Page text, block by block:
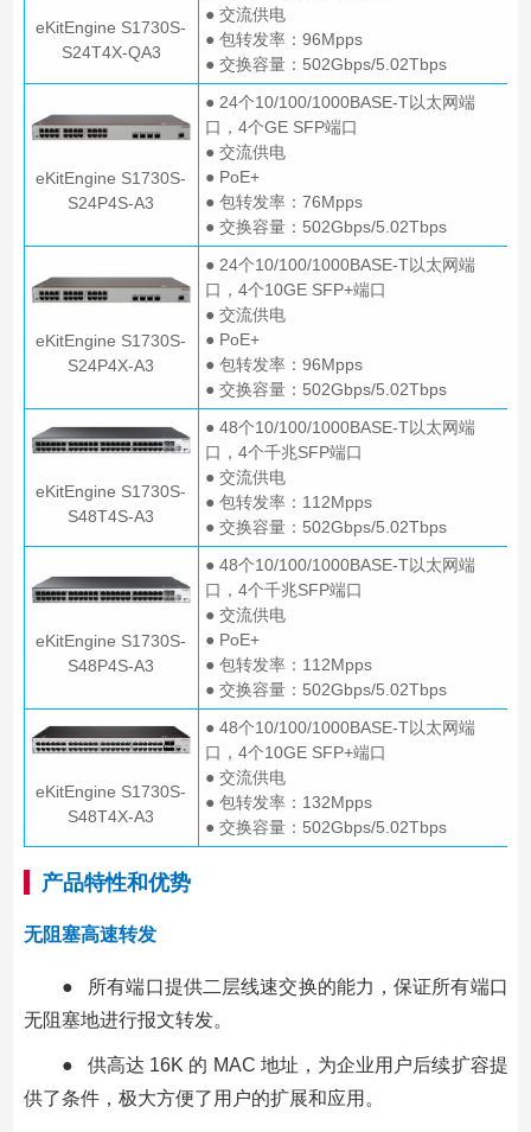
eKitEngine S1730S-
S24T4X-QA3
● 交流供电
● 包转发率：96Mpps
● 交换容量：502Gbps/5.02Tbps
eKitEngine S1730S-
S24P4S-A3
● 24个10/100/1000BASE-T以太网端
口，4个GE SFP端口
● 交流供电
● PoE+
● 包转发率：76Mpps
● 交换容量：502Gbps/5.02Tbps
eKitEngine S1730S-
S24P4X-A3
● 24个10/100/1000BASE-T以太网端
口，4个10GE SFP+端口
● 交流供电
● PoE+
● 包转发率：96Mpps
● 交换容量：502Gbps/5.02Tbps
eKitEngine S1730S-
S48T4S-A3
● 48个10/100/1000BASE-T以太网端
口，4个千兆SFP端口
● 交流供电
● 包转发率：112Mpps
● 交换容量：502Gbps/5.02Tbps
eKitEngine S1730S-
S48P4S-A3
● 48个10/100/1000BASE-T以太网端
口，4个千兆SFP端口
● 交流供电
● PoE+
● 包转发率：112Mpps
● 交换容量：502Gbps/5.02Tbps
eKitEngine S1730S-
S48T4X-A3
● 48个10/100/1000BASE-T以太网端
口，4个10GE SFP+端口
● 交流供电
● 包转发率：132Mpps
● 交换容量：502Gbps/5.02Tbps
产品特性和优势
无阻塞高速转发
● 所有端口提供二层线速交换的能力，保证所有端口
无阻塞地进行报文转发。
● 供高达 16K 的 MAC 地址，为企业用户后续扩容提
供了条件，极大方便了用户的扩展和应用。